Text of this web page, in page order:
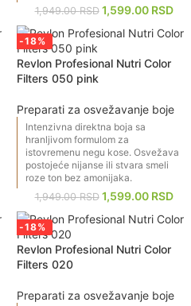
1,949.00RSD 1,599.00 RSD
-18%
Revlon Profesional Nutri Color
Filters 050 pink
Preparati za osvežavanje boje
1,949.00RSD 1,599.00 RSD
Intenzivna direktna boja sa
hranljivom formulom za
istovremenu negu kose. Osvežava
postojeće nijanse ili stvara smeli
roze ton bez amonijaka.
-18%
Revlon Profesional Nutri Color
Filters 020
Preparati za osvežavanje boje